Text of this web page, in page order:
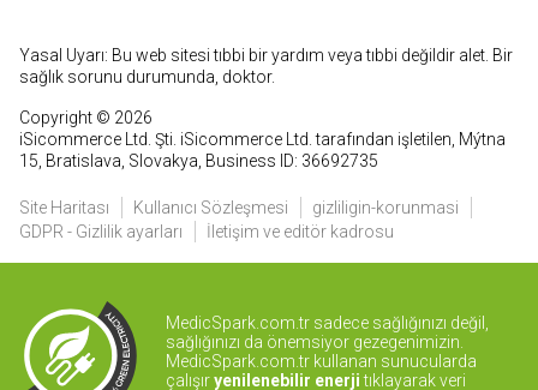
Yasal Uyarı: Bu web sitesi tıbbi bir yardım veya tıbbi değildir alet. Bir
sağlık sorunu durumunda, doktor.
Copyright © 2026
iSicommerce Ltd. Şti. iSicommerce Ltd. tarafından işletilen, Mýtna
15, Bratislava, Slovakya, Business ID: 36692735
Site Haritası Kullanıcı Sözleşmesi
gizliligin-korunmasi
GDPR - Gizlilik ayarları
İletişim ve editör kadrosu
MedicSpark.com.tr sadece sağlığınızı değil,
sağlığınızı da önemsiyor gezegenimizin.
MedicSpark.com.tr kullanan sunucularda
çalışıryenilenebilir enerji tıklayarak veri